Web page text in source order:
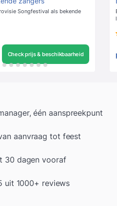
Songfestival als bekende
Check prijs & beschikbaarheid
één aanspreekpunt
aanvraag tot feest
30 dagen vooraf
uit 1000+ reviews